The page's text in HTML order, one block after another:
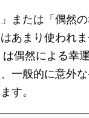
または「偶然
あまり使われま
は偶然による幸
一般的に意外
す。